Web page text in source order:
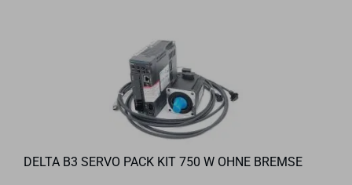
DELTA B3 SERVO PACK KIT 750 W OHNE BREM­SE